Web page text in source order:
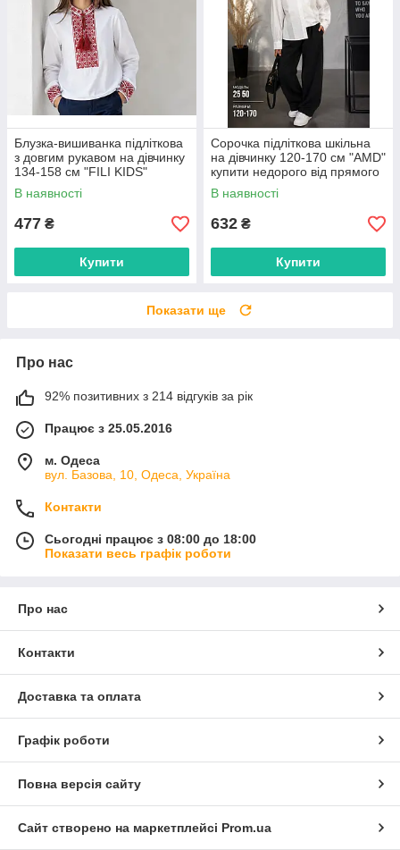
Блузка-вишиванка підліткова
з довгим рукавом на дівчинку
134-158 см "FILI KIDS"
недорого від прямого
постачальника
В наявності
477 ₴
Купити
Сорочка підліткова шкільна
на дівчинку 120-170 см "AMD"
купити недорого від прямого
постачальника
В наявності
632 ₴
Купити
Показати ще
Про нас
92% позитивних з 214 відгуків за рік
Працює з 25.05.2016
м. Одеса
вул. Базова, 10, Одеса, Україна
Контакти
Сьогодні працює з 08:00 до 18:00
Показати весь графік роботи
Про нас
Контакти
Доставка та оплата
Графік роботи
Повна версія сайту
Сайт створено на маркетплейсі Prom.ua